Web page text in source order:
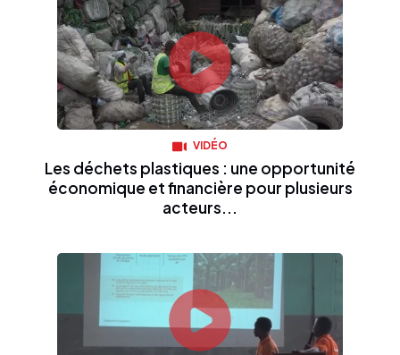
VIDÉO
Les déchets plastiques : une opportunité
économique et financière pour plusieurs
acteurs...